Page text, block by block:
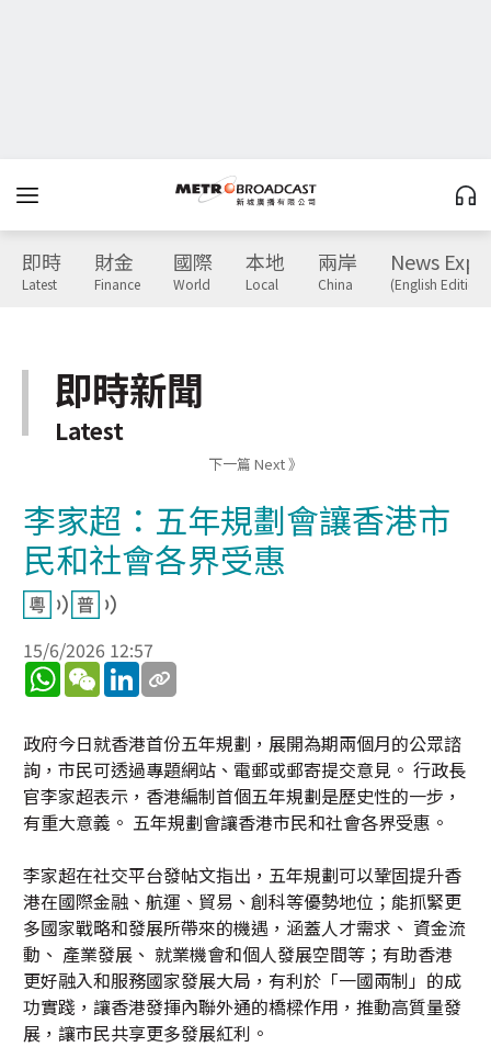
即時
Latest
財金
Finance
國際
World
本地
Local
兩岸
China
News
(English Edition)
即時新聞
Latest
下一篇 Next 》
李家超：五年規劃會讓香港市
民和社會各界受惠
15/6/2026 12:57
WhatsApp
WeChatLinkedIn
政府今日就香港首份五年規劃，展開為期兩個月的公眾諮
詢，市民可透過專題網站、電郵或郵寄提交意見。 行政長
官李家超表示，香港編制首個五年規劃是歷史性的一步，
有重大意義。 五年規劃會讓香港市民和社會各界受惠。
李家超在社交平台發帖文指出，五年規劃可以鞏固提升香
港在國際金融、航運、貿易、創科等優勢地位；能抓緊更
多國家戰略和發展所帶來的機遇，涵蓋人才需求、 資金流
動、 產業發展、 就業機會和個人發展空間等；有助香港
更好融入和服務國家發展大局，有利於「一國兩制」的成
功實踐，讓香港發揮內聯外通的橋樑作用，推動高質量發
展，讓市民共享更多發展紅利。